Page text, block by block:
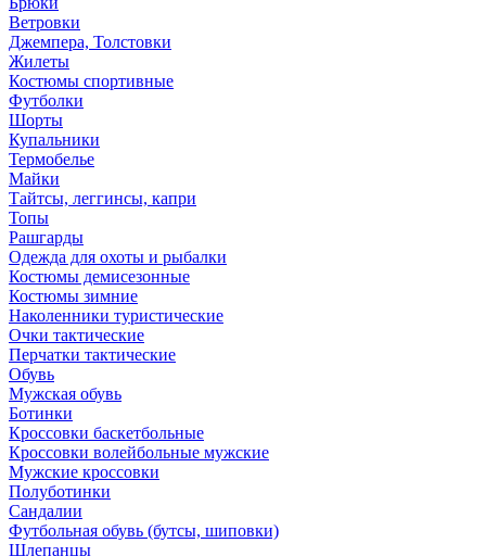
Ветровки
Джемпера, Толстовки
Жилеты
Костюмы спортивные
Футболки
Шорты
Купальники
Термобелье
Майки
Тайтсы, леггинсы, капри
Топы
Рашгарды
Одежда для охоты и рыбалки
Костюмы демисезонные
Костюмы зимние
Наколенники туристические
Очки тактические
Перчатки тактические
Обувь
Мужская обувь
Ботинки
Кроссовки баскетбольные
Кроссовки волейбольные мужские
Мужские кроссовки
Полуботинки
Сандалии
Футбольная обувь (бутсы, шиповки)
Шлепанцы